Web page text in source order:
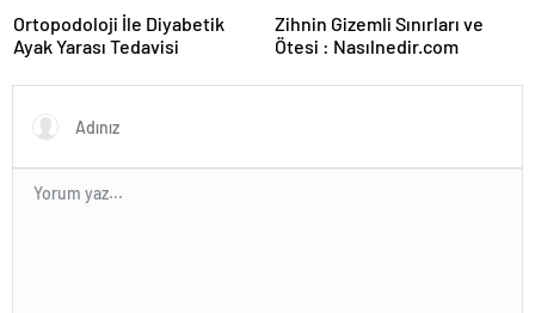
Ortopodoloji İle Diyabetik
Ayak Yarası Tedavisi
Zihnin Gizemli Sınırları ve
Ötesi : Nasılnedir.com